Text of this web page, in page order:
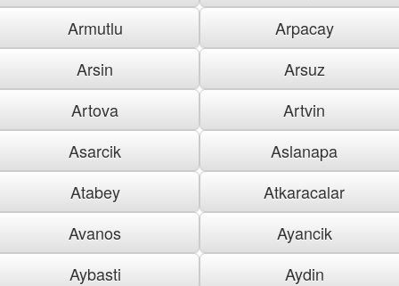
Armutlu
Arpacay
Arsin
Arsuz
Artova
Artvin
Asarcik
Aslanapa
Atabey
Atkaracalar
Avanos
Ayancik
Aybasti
Aydin